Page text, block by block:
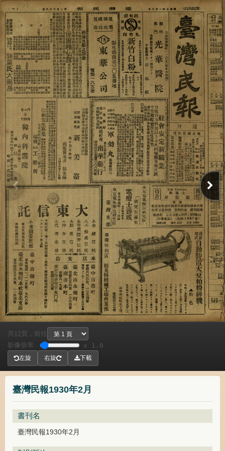
臺灣民報1930年2月
書刊名
臺灣民報1930年2月
共 12頁， 前往
影像倍率
x 1.0
左旋 右旋 下載